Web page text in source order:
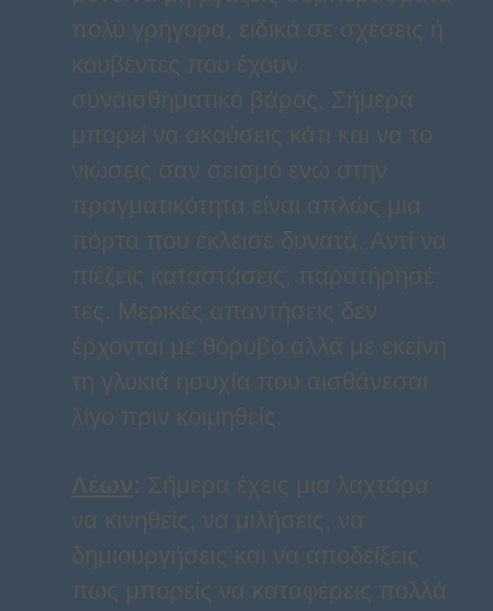
πολύ γρήγορα, ειδικά σε σχέσεις ή
κουβέντες που έχουν
συναισθηματικό βάρος. Σήμερα
μπορεί να ακούσεις κάτι και να το
νιώσεις σαν σεισμό ενώ στην
πραγματικότητα είναι απλώς μια
πόρτα που έκλεισε δυνατά. Αντί να
πιέζεις καταστάσεις, παρατήρησέ
τες. Μερικές απαντήσεις δεν
έρχονται με θόρυβο αλλά με εκείνη
τη γλυκιά ησυχία που αισθάνεσαι
λίγο πριν κοιμηθείς.
Λέων: Σήμερα έχεις μια λαχτάρα
να κινηθείς, να μιλήσεις, να
δημιουργήσεις και να αποδείξεις
πως μπορείς να καταφέρεις πολλά